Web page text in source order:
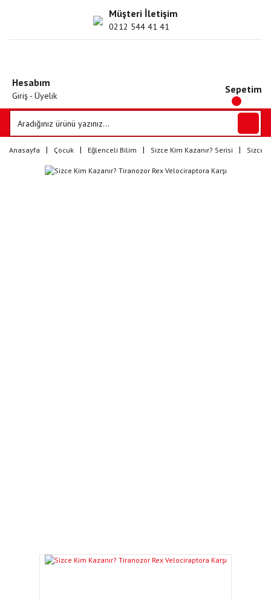
Müşteri İletişim
0212 544 41 41
Hesabım
Giriş - Üyelik
Sepetim
Anasayfa Çocuk Eğlenceli Bilim Sizce Kim Kazanır? Serisi Sizce